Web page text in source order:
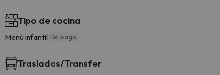
Tipo de cocina
Menú infantil De pago
Traslados/Transfer